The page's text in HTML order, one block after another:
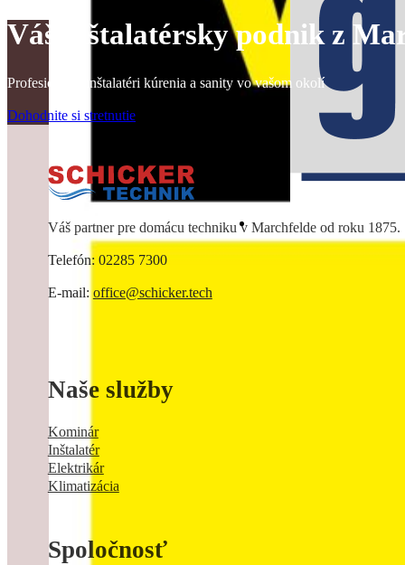
Váš inštalatérsky podnik z
Profesionálni inštalatéri kúrenia a sanity vo vašom okolí
Dohodnite si stretnutie
Váš partner pre domácu techniku v Marchfelde od roku 1875.
Telefón: 02285 7300
E-mail: office@schicker.tech
Naše služby
Kominár
Inštalatér
Elektrikár
Klimatizácia
Spoločnosť